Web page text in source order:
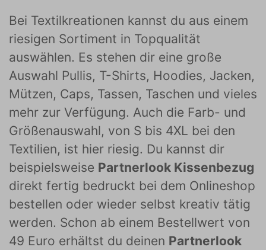
Bei Textilkreationen kannst du aus einem
riesigen Sortiment in Topqualität
auswählen. Es stehen dir eine große
Auswahl Pullis, T-Shirts, Hoodies, Jacken,
Mützen, Caps, Tassen, Taschen und vieles
mehr zur Verfügung. Auch die Farb- und
Größenauswahl, von S bis 4XL bei den
Textilien, ist hier riesig. Du kannst dir
beispielsweise Partnerlook Kissenbezug
direkt fertig bedruckt bei dem Onlineshop
bestellen oder wieder selbst kreativ tätig
werden. Schon ab einem Bestellwert von
49 Euro erhältst du deinen Partnerlook